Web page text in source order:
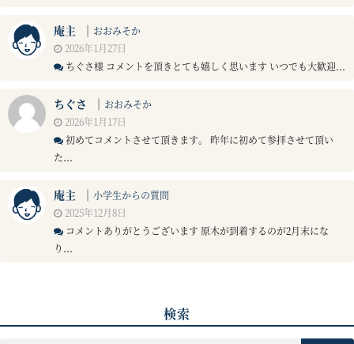
庵主 ｜ おおみそか
2026年1月27日
ちぐさ様 コメントを頂きとても嬉しく思います いつでも大歓迎...
ちぐさ ｜ おおみそか
2026年1月17日
初めてコメントさせて頂きます。 昨年に初めて参拝させて頂い
た...
庵主 ｜ 小学生からの質問
2025年12月8日
コメントありがとうございます 原木が到着するのが2月末にな
り...
検索